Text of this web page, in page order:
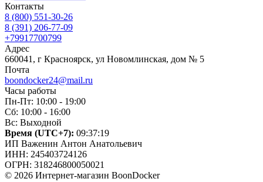
Контакты
8 (800) 551-30-26
8 (391) 206-77-09
+79917700799
Адрес
660041, г Красноярск, ул Новомлинская, дом № 5
Почта
boondocker24@mail.ru
Часы работы
Пн-Пт: 10:00 - 19:00
Сб: 10:00 - 16:00
Вс: Выходной
Время (UTC+7): 09:37:20
ИП Важенин Антон Анатольевич
ИНН: 245403724126
ОГРН: 318246800050021
© 2026 Интернет-магазин BoonDocker